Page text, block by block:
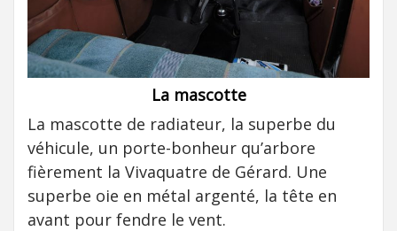
La mascotte
La mascotte de radiateur, la superbe du
véhicule, un porte-bonheur qu’arbore
fièrement la Vivaquatre de Gérard. Une
superbe oie en métal argenté, la tête en
avant pour fendre le vent.